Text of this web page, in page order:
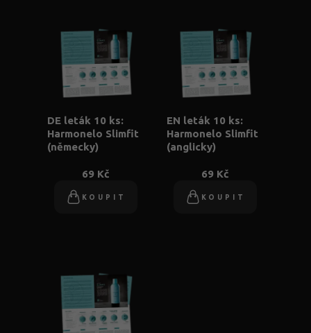
DE leták 10 ks:
Harmonelo Slimfit
(německy)
69 Kč
KOUPIT
EN leták 10 ks:
Harmonelo Slimfit
(anglicky)
69 Kč
KOUPIT